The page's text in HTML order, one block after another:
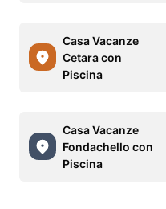
Casa Vacanze
Cetara con
Piscina
Casa Vacanze
Fondachello con
Piscina